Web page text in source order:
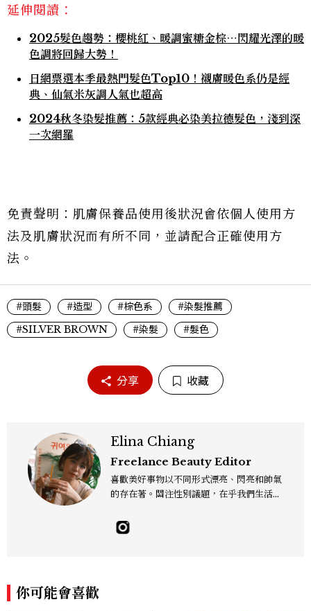
延伸閱讀：
2025髮色趨勢：櫻桃紅、暖調蜜糖金棕⋯閃耀光澤的暖
色調將回歸大勢！
日網票選本季最熱門髮色Top10！襯膚暖色系仍是經
典、仙氣米灰調人氣也超高
2024秋冬染髮推薦：5款經典必染美拉德髮色，淺到深
一次網羅
免責聲明：肌膚保養品使用後狀況會依個人使用方
法及肌膚狀況而有所不同，並請配合正確使用方
法。
#頭髮 #造型 #棕色系
#染髮推薦
#SILVER BROWN
#染髮 #髮色
分享 收藏
Elina Chiang
Freelance Beauty Editor
喜歡美好事物以不同形式漂亮、閃亮和帥氣
的存在著。關注性別議題，在乎我們生活的
民！Instagram：hanyunc／Contac
t：elina.chiang.work@gmail.com
你可能會喜歡